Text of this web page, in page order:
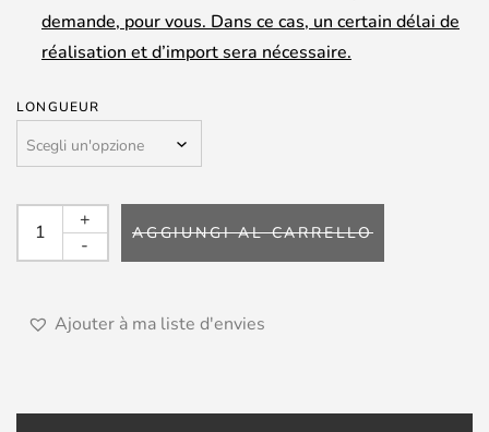
demande, pour vous. Dans ce cas, un certain délai de
réalisation et d’import sera nécessaire.
LONGUEUR
SYNERGISTIC
RESEARCH
Numérique
-
+
AGGIUNGI AL CARRELLO
Ajouter à ma liste d'envies